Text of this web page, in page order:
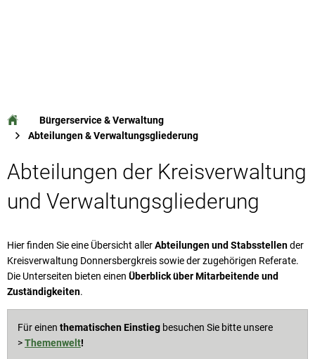
Bürgerservice & Verwaltung
Abteilungen & Verwaltungsgliederung
Abteilungen
&
Abteilungen der Kreisverwaltung
und Verwaltungsgliederung
Hier finden Sie eine Übersicht allerAbteilungen und Stabsstellender
Kreisverwaltung Donnersbergkreis sowie der zugehörigen Referate.
Die Unterseiten bieten einen Überblick über Mitarbeitende und
Zuständigkeiten.
Für einen thematischen Einstieg besuchen Sie bitte unsere
>Themenwelt!